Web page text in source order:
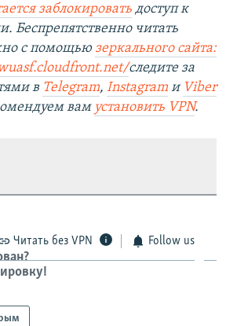
заблокировать доступ к
Беспрепятственно читать
с помощью зеркального сайта:
следите за
в Telegram, Instagram и Viber
вам установить VPN.
Читать без VPN Follow us